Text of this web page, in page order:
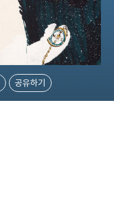
공유하기